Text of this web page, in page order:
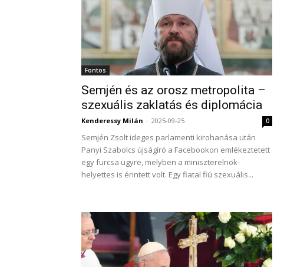
Fontos
Semjén és az orosz metropolita –
szexuális zaklatás és diplomácia
Kenderessy Milán - 2025-09-25 0
Semjén Zsolt ideges parlamenti kirohanása után
Panyi Szabolcs újságíró a Facebookon emlékeztetett
egy furcsa ügyre, melyben a miniszterelnök-
helyettes is érintett volt. Egy fiatal fiú szexuális...